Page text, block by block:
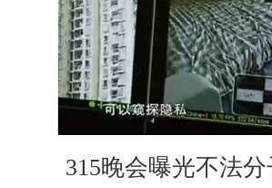
315晚会曝光不法分